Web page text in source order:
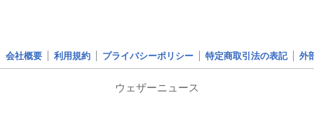
会社概要 利用規約 プライバシーポリシー 特定商取引法の表記 外
ウェザーニュース